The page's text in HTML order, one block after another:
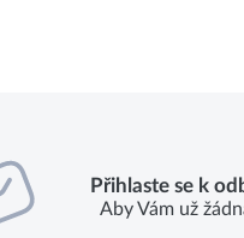
Přihlaste se k
Aby Vám už